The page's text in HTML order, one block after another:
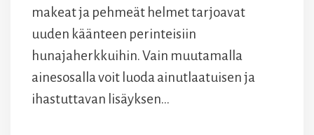
makeat ja pehmeät helmet tarjoavat
uuden käänteen perinteisiin
hunajaherkkuihin. Vain muutamalla
ainesosalla voit luoda ainutlaatuisen ja
ihastuttavan lisäyksen…